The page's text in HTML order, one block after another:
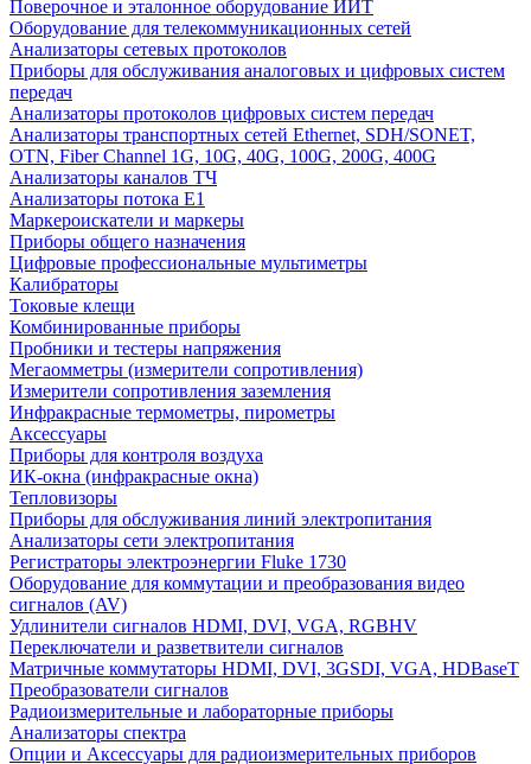
Поверочное и эталонное оборудование ИИТ
Оборудование для телекоммуникационных сетей
Анализаторы сетевых протоколов
Приборы для обслуживания аналоговых и цифровых систем
передач
Анализаторы протоколов цифровых систем передач
Анализаторы транспортных сетей Ethernet, SDH/SONET,
OTN, Fiber Channel 1G, 10G, 40G, 100G, 200G, 400G
Анализаторы каналов ТЧ
Анализаторы потока Е1
Маркероискатели и маркеры
Приборы общего назначения
Цифровые профессиональные мультиметры
Калибраторы
Токовые клещи
Комбинированные приборы
Пробники и тестеры напряжения
Мегаомметры (измерители сопротивления)
Измерители сопротивления заземления
Инфракрасные термометры, пирометры
Аксессуары
Приборы для контроля воздуха
ИК-окна (инфракрасные окна)
Тепловизоры
Приборы для обслуживания линий электропитания
Анализаторы сети электропитания
Регистраторы электроэнергии Fluke 1730
Оборудование для коммутации и преобразования видео
сигналов (AV)
Удлинители сигналов HDMI, DVI, VGA, RGBHV
Переключатели и разветвители сигналов
Матричные коммутаторы HDMI, DVI, 3GSDI, VGA, HDBaseT
Преобразователи сигналов
Радиоизмерительные и лабораторные приборы
Анализаторы спектра
Опции и Аксессуары для радиоизмерительных приборов